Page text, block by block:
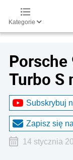
Kategorie
Porsche
Turbo S
Subskrybuj
Zapisz się
14 stycznia